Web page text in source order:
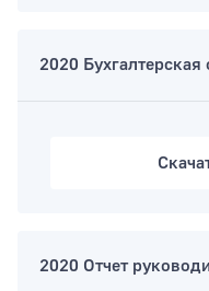
2020 Бухгалтерская
2020 Отчет